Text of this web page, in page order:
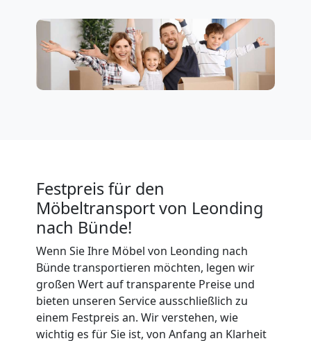
Festpreis für den
Möbeltransport von Leonding
nach Bünde!
Wenn Sie Ihre Möbel von Leonding nach
Bünde transportieren möchten, legen wir
großen Wert auf transparente Preise und
bieten unseren Service ausschließlich zu
einem Festpreis an. Wir verstehen, wie
wichtig es für Sie ist, von Anfang an Klarheit
Leonding
Firmenumzug
Leonding
Expressumzug
Leonding
Tragehilfe